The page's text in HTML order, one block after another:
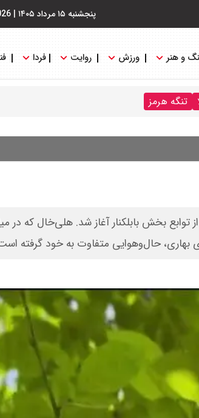
پنجشنبه ۱۵ مرداد ۱۴۰۵ |
و هنر ورزش روایت فردا
تنگه هرمز
بخش بابلکنار آغاز شد. هلی‌خال که در
بهاری، حال‌وهوایی متفاوت به خود گرفته